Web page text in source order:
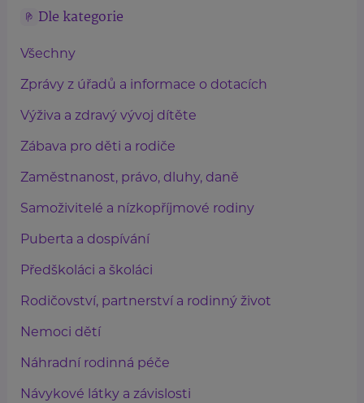
Dle kategorie
Všechny
Zprávy z úřadů a informace o dotacích
Výživa a zdravý vývoj dítěte
Zábava pro děti a rodiče
Zaměstnanost, právo, dluhy, daně
Samoživitelé a nízkopříjmové rodiny
Puberta a dospívání
Předškoláci a školáci
Rodičovství, partnerství a rodinný život
Nemoci dětí
Náhradní rodinná péče
Návykové látky a závislosti